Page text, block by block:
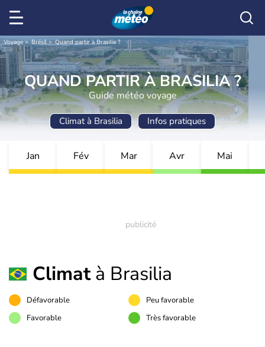
Voyage Brésil Quand partir à Brasilia ?
QUAND PARTIR À BRASILIA ?
Guide météo voyage
Climat à Brasilia Infos pratiques
Jan Fév Mar Avr Mai
Climatà Brasilia
Défavorable
Peu favorable
Favorable
Très favorable